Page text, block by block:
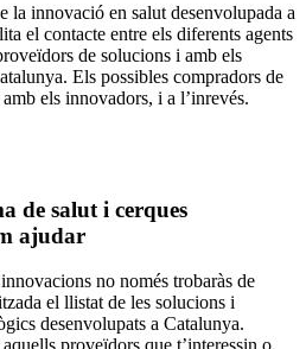
la innovació en salut desenvolupada a
el contacte entre els diferents agents
de solucions i amb els
Els possibles compradors de
els innovadors, i a l’inrevés.
de salut i cerques
ajudar
no només trobaràs de
el llistat de les solucions i
desenvolupats a Catalunya.